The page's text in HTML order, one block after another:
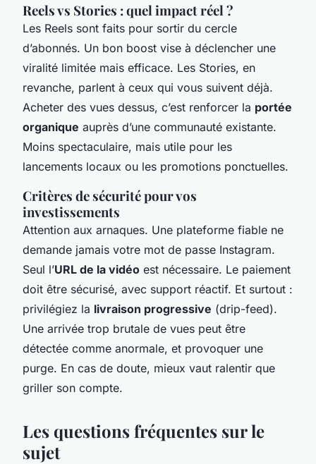
Reels vs Stories : quel impact réel ?
Les Reels sont faits pour sortir du cercle
d’abonnés. Un bon boost vise à déclencher une
viralité limitée mais efficace. Les Stories, en
revanche, parlent à ceux qui vous suivent déjà.
Acheter des vues dessus, c’est renforcer la portée
organique auprès d’une communauté existante.
Moins spectaculaire, mais utile pour les
lancements locaux ou les promotions ponctuelles.
Critères de sécurité pour vos
investissements
Attention aux arnaques. Une plateforme fiable ne
demande jamais votre mot de passe Instagram.
Seul l’URL de la vidéo est nécessaire. Le paiement
doit être sécurisé, avec support réactif. Et surtout :
privilégiez la livraison progressive (drip-feed).
Une arrivée trop brutale de vues peut être
détectée comme anormale, et provoquer une
purge. En cas de doute, mieux vaut ralentir que
griller son compte.
Les questions fréquentes sur le
sujet